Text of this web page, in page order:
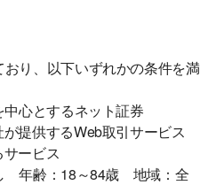
り、以下いずれかの条件を満
心とするネット証券
提供するWeb取引サービス
ービス
年齢：18～84歳 地域：全